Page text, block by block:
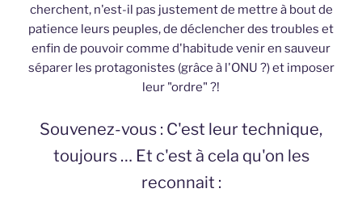
cherchent, n'est-il pas justement de mettre à bout de
patience leurs peuples, de déclencher des troubles et
enfin de pouvoir comme d'habitude venir en sauveur
séparer les protagonistes (grâce à l'ONU ?) et imposer
leur "ordre" ?!
Souvenez-vous : C'est leur technique,
toujours … Et c'est à cela qu'on les
reconnait :